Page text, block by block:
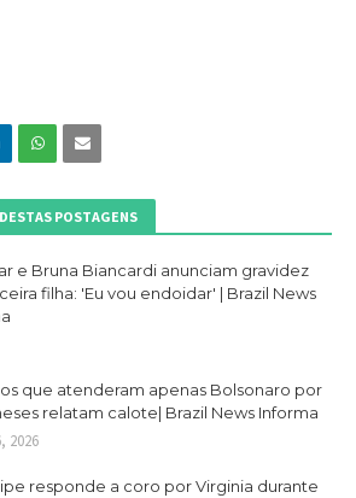
POSTAGENS
e Bruna Biancardi anunciam gravidez
filha: 'Eu vou endoidar' | Brazil News
que atenderam apenas Bolsonaro por
relatam calote| Brazil News Informa
2026
responde a coro por Virginia durante